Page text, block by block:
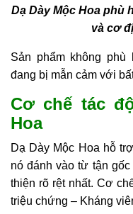
Dạ Dày Mộc Hoa
và cơ
Sản phẩm không
đang bị mẫn cảm với
Cơ chế tác
Hoa
Dạ Dày Mộc Hoa hỗ
nó đánh vào từ tận
thiện rõ rệt nhất. Cơ
triệu chứng – Kháng